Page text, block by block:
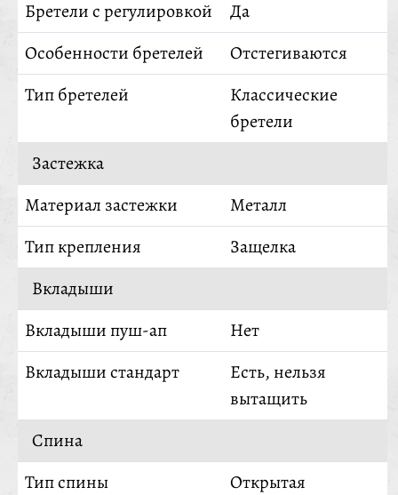
Бретели с регулировкой
Да
Особенности бретелей
Отстегиваются
Тип бретелей
Классические
бретели
Застежка
Материал застежки
Металл
Тип крепления
Защелка
Вкладыши
Вкладыши пуш-ап
Нет
Вкладыши стандарт
Есть, нельзя
вытащить
Спина
Тип спины
Открытая